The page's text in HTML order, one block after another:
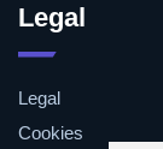
Legal
Legal
Cookies